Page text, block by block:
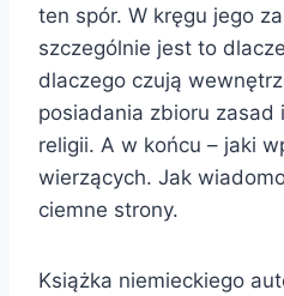
ten spór. W kręgu jego
szczególnie jest to
dlaczego czują
posiadania zbioru zasad
religii. A w końcu – jaki
wierzących. Jak
ciemne strony.
Książka niemieckiego